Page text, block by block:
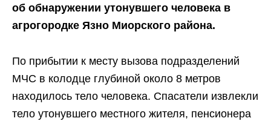
об обнаружении утонувшего человека в
агрогородке Язно Миорского района.
По прибытии к месту вызова подразделений
МЧС в колодце глубиной около 8 метров
находилось тело человека. Спасатели извлекли
тело утонувшего местного жителя, пенсионера